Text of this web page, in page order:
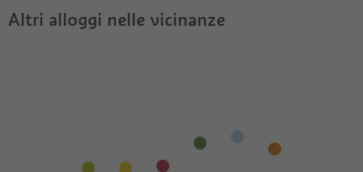
Altri alloggi nelle vicinanze